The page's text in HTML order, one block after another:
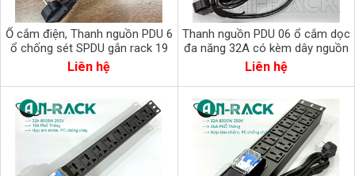
Ổ cắm điện, Thanh nguồn PDU 6
ổ chống sét SPDU gắn rack 19
(AR-SDP-6S)
Liên hệ
Thanh nguồn PDU 06 ổ cắm dọc
đa năng 32A có kèm dây nguồn
AR-P19M06C32CB2
Liên hệ